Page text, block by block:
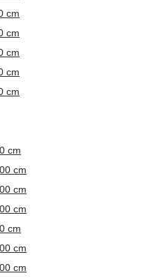
cm
cm
cm
cm
cm
cm
cm
cm
cm
cm
cm
cm